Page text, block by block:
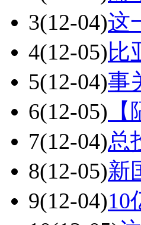
3(12-04)这
4(12-05)比
5(12-04)事
6(12-05)
7(12-04)总
8(12-05)新
9(12-04)10